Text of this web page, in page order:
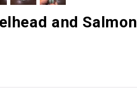
and Salmon